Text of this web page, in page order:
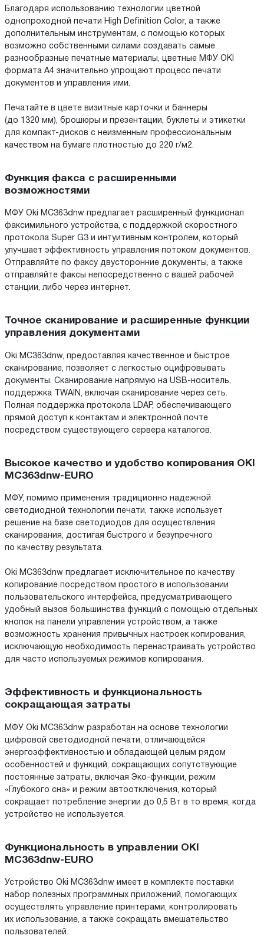
Благодаря использованию технологии цветной
однопроходной печати High Definition Color, а также
дополнительным инструментам, с помощью которых
возможно собственными силами создавать самые
разнообразные печатные материалы, цветные МФУ OKI
формата А4 значительно упрощают процесс печати
документов и управления ими.
Печатайте в цвете визитные карточки и баннеры
(до 1320 мм), брошюры и презентации, буклеты и этикетки
для компакт-дисков с неизменным профессиональным
качеством на бумаге плотностью до 220 г/м2.
Функция факса с расширенными
возможностями
МФУ Oki MC363dnw предлагает расширенный функционал
факсимильного устройства, с поддержкой скоростного
протокола Super G3 и интуитивным контролем, который
улучшает эффективность управления потоком документов.
Отправляйте по факсу двусторонние документы, а также
отправляйте факсы непосредственно с вашей рабочей
станции, либо через интернет.
Точное сканирование и расширенные функции
управления документами
Oki MC363dnw, предоставляя качественное и быстрое
сканирование, позволяет с легкостью оцифровывать
документы. Сканирование напрямую на USB-носитель,
поддержка TWAIN, включая сканирование через сеть.
Полная поддержка протокола LDAP, обеспечивающего
прямой доступ к контактам и электронной почте
посредством существующего сервера каталогов.
Высокое качество и удобство копирования OKI
MC363dnw-EURO
МФУ, помимо применения традиционно надежной
светодиодной технологии печати, также использует
решение на базе светодиодов для осуществления
сканирования, достигая быстрого и безупречного
по качеству результата.
Oki MC363dnw предлагает исключительное по качеству
копирование посредством простого в использовании
пользовательского интерфейса, предусматривающего
удобный вызов большинства функций с помощью отдельных
кнопок на панели управления устройством, а также
возможность хранения привычных настроек копирования,
исключающую необходимость перенастраивать устройство
для часто используемых режимов копирования.
Эффективность и функциональность
сокращающая затраты
МФУ Oki MC363dnw разработан на основе технологии
цифровой светодиодной печати, отличающейся
энергоэффективностью и обладающей целым рядом
особенностей и функций, сокращающих сопутствующие
постоянные затраты, включая Эко-функции, режим
«Глубокого сна» и режим автоотключения, который
сокращает потребление энергии до 0,5 Вт в то время, когда
устройство не используется.
Функциональность в управлении OKI
MC363dnw-EURO
Устройство Oki MC363dnw имеет в комплекте поставки
набор полезных программных приложений, помогающих
осуществлять управление принтерами, контролировать
их использование, а также сокращать вмешательство
пользователей.